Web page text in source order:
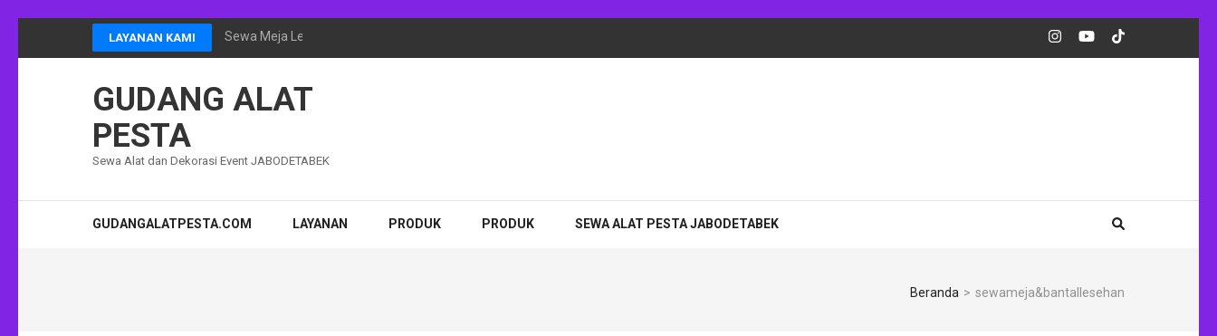
LAYANAN KAMI Sewa Meja Lesehan Event Ramadhan Jakarta
GUDANG ALAT
PESTA
Sewa Alat dan Dekorasi Event JABODETABEK
GUDANGALATPESTA.COM LAYANAN PRODUK PRODUK SEWA ALAT PESTA JABODETABEK
Beranda > sewameja&bantallesehan